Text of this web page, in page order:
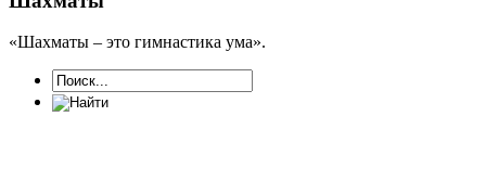
«Шахматы – это гимнастика ума».